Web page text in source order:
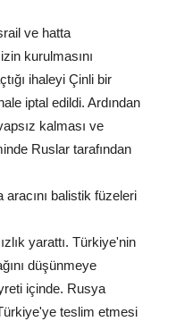
ve hatta
kurulmasını
ihaleyi Çinli bir
iptal edildi. Ardından
kalması ve
Ruslar tarafından
balistik füzeleri
yarattı. Türkiye'nin
düşünmeye
içinde. Rusya
teslim etmesi